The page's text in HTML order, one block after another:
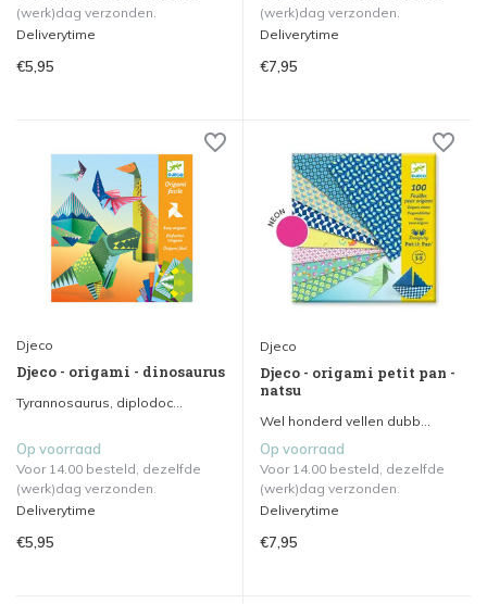
(werk)dag verzonden.
Deliverytime
€5,95
(werk)dag verzonden.
Deliverytime
€7,95
Djeco
Djeco - origami - dinosaurus
Tyrannosaurus, diplodoc...
Op voorraad
Voor 14.00 besteld, dezelfde
(werk)dag verzonden.
Deliverytime
€5,95
Djeco
Djeco - origami petit pan -
natsu
Wel honderd vellen dubb...
Op voorraad
Voor 14.00 besteld, dezelfde
(werk)dag verzonden.
Deliverytime
€7,95